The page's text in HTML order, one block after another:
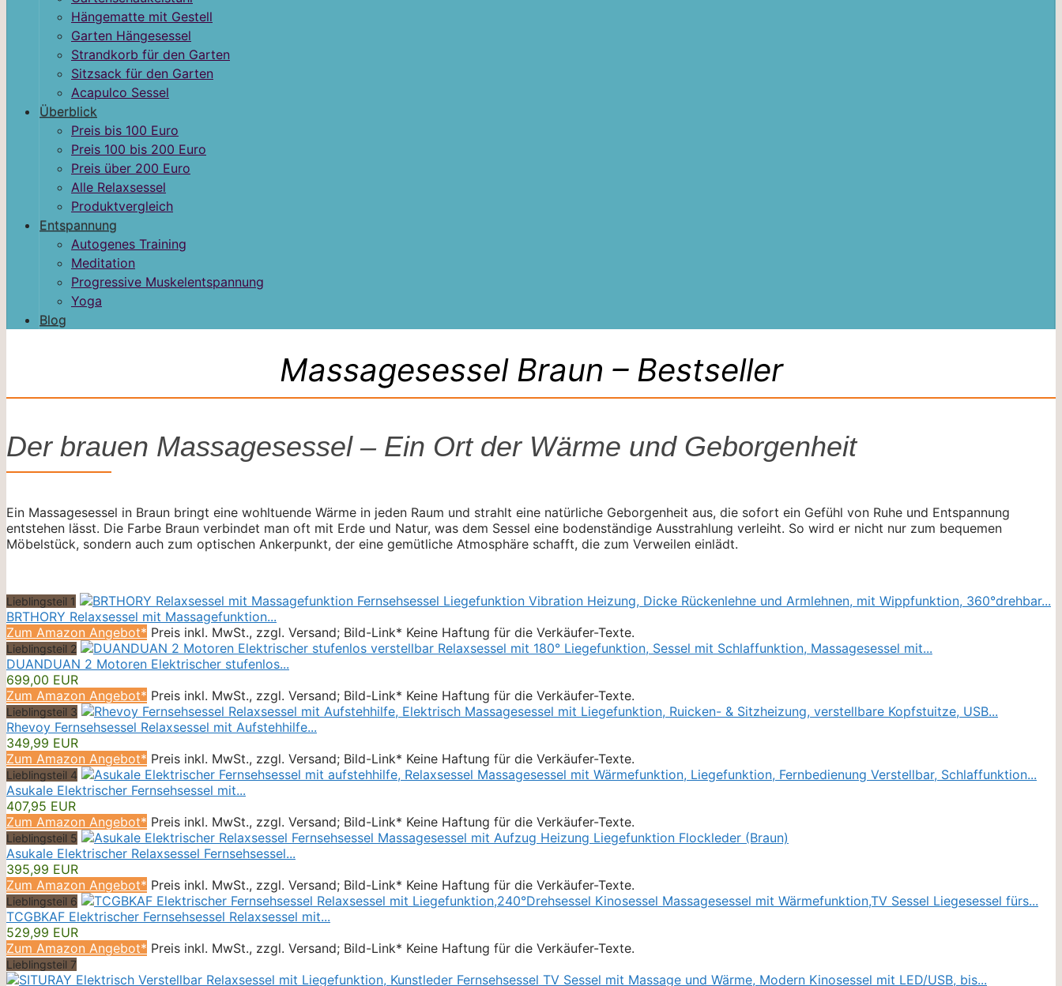
Hängematte mit Gestell
Garten Hängesessel
Strandkorb für den Garten
Sitzsack für den Garten
Acapulco Sessel
Überblick
Preis bis 100 Euro
Preis 100 bis 200 Euro
Preis über 200 Euro
Alle Relaxsessel
Produktvergleich
Entspannung
Autogenes Training
Meditation
Progressive Muskelentspannung
Yoga
Blog
Massagesessel Braun – Bestseller
Der brauen Massagesessel – Ein Ort der Wärme und Geborgenheit
Ein Massagesessel in Braun bringt eine wohltuende Wärme in jeden Raum und strahlt eine natürliche Geborgenheit aus, die sofort ein Gefühl von Ruhe und Entspannung
entstehen lässt. Die Farbe Braun verbindet man oft mit Erde und Natur, was dem Sessel eine bodenständige Ausstrahlung verleiht. So wird er nicht nur zum bequemen
Möbelstück, sondern auch zum optischen Ankerpunkt, der eine gemütliche Atmosphäre schafft, die zum Verweilen einlädt.
Lieblingsteil 1
BRTHORY Relaxsessel mit Massagefunktion...
Zum Amazon Angebot* Preis inkl. MwSt., zzgl. Versand; Bild-Link* Keine Haftung für die Verkäufer-Texte.
Lieblingsteil 2
DUANDUAN 2 Motoren Elektrischer stufenlos...
699,00 EUR
Zum Amazon Angebot* Preis inkl. MwSt., zzgl. Versand; Bild-Link* Keine Haftung für die Verkäufer-Texte.
Lieblingsteil 3
Rhevoy Fernsehsessel Relaxsessel mit Aufstehhilfe...
349,99 EUR
Zum Amazon Angebot* Preis inkl. MwSt., zzgl. Versand; Bild-Link* Keine Haftung für die Verkäufer-Texte.
Lieblingsteil 4
Asukale Elektrischer Fernsehsessel mit...
407,95 EUR
Zum Amazon Angebot* Preis inkl. MwSt., zzgl. Versand; Bild-Link* Keine Haftung für die Verkäufer-Texte.
Lieblingsteil 5
Asukale Elektrischer Relaxsessel Fernsehsessel...
395,99 EUR
Zum Amazon Angebot* Preis inkl. MwSt., zzgl. Versand; Bild-Link* Keine Haftung für die Verkäufer-Texte.
Lieblingsteil 6
TCGBKAF Elektrischer Fernsehsessel Relaxsessel mit...
529,99 EUR
Zum Amazon Angebot* Preis inkl. MwSt., zzgl. Versand; Bild-Link* Keine Haftung für die Verkäufer-Texte.
Lieblingsteil 7